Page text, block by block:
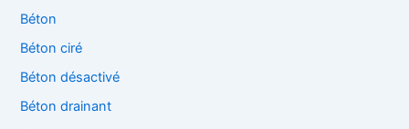
Béton
Béton ciré
Béton désactivé
Béton drainant